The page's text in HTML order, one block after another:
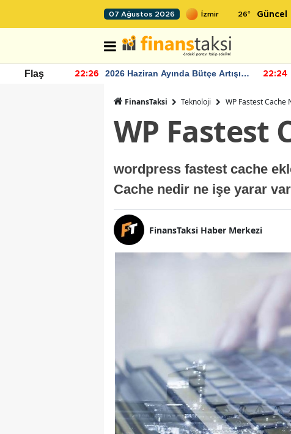
07 Ağustos 2026 26° Güncel
Flaş 22:26
2026 Haziran Ayında Bütçe Artışı
22:24
FinansTaksi Teknoloji WP Fastest Cache
WP Fastest
wordpress fastest cache
Cache nedir ne işe yarar
FinansTaksi Haber Merkezi